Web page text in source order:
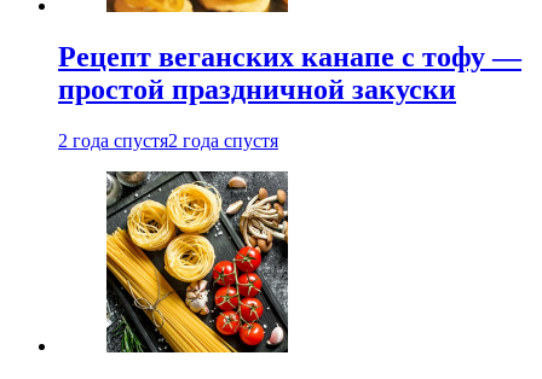
Рецепт веганских канапе с тофу —
простой праздничной закуски
2 года спустя2 года спустя